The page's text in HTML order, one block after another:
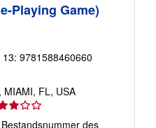
Playing Game)
13: 9781588460660
, MIAMI, FL, USA
Bestandsnummer des